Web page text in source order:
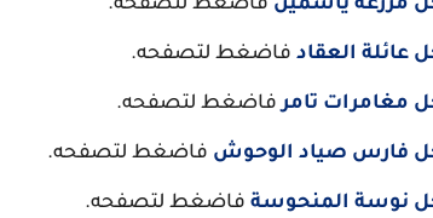
مزرعة ياسمين فاضغط لتصفحه.
عائلة العقاد فاضغط لتصفحه.
مغامرات تامرفاضغط لتصفحه.
فارس صياد الوحوش فاضغط لتصفحه.
نوسة المنحوسة فاضغط لتصفحه.